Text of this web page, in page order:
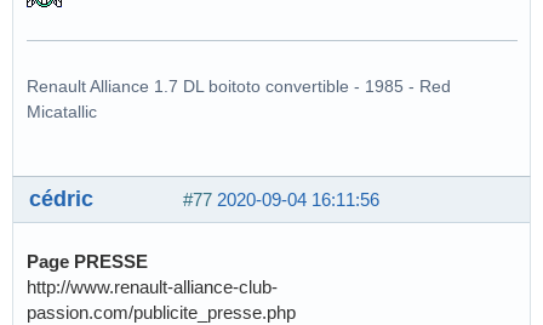
Renault Alliance 1.7 DL boitoto convertible - 1985 - Red
Micatallic
#77 2020-09-04 16:11:56
cédric
Page PRESSE
http://www.renault-alliance-club-
passion.com/publicite_presse.php